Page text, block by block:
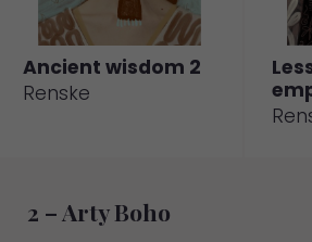
Ancient wisdom 2
Renske
2 – Arty Boho